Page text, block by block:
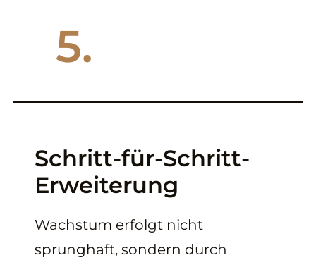
5.
Schritt-für-Schritt-
Erweiterung
Wachstum erfolgt nicht
sprunghaft, sondern durch